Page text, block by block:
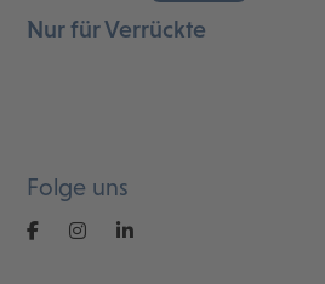
Nur für Verrückte
Folge uns